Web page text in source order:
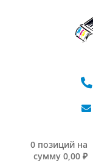
0 позиций на
сумму 0,00 ₽